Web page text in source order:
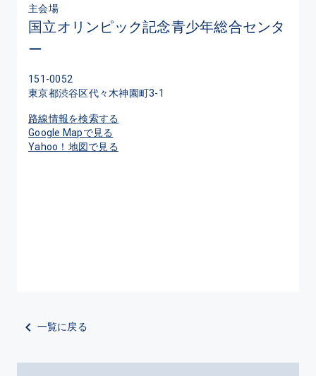
主会場
国立オリンピック記念青少年総合センタ
ー
151-0052
東京都渋谷区代々木神園町3-1
路線情報を検索する
Google Mapで見る
Yahoo！地図で見る
一覧に戻る